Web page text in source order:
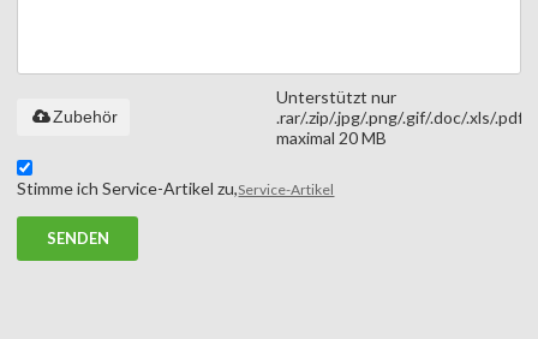
Unterstützt nur
.rar/.zip/.jpg/.png/.gif/.doc/.xls/.pdf,
maximal 20 MB
Zubehör
Stimme ich Service-Artikel zu,Service-Artikel
SENDEN